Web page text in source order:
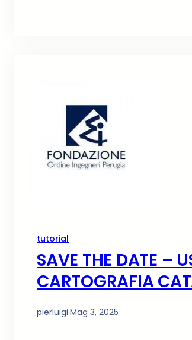
tutorial
SAVE THE DATE –
CARTOGRAFIA
pierluigi·Mag 3, 2025